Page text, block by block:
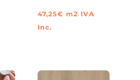
47,25€ m2 IVA
Inc.